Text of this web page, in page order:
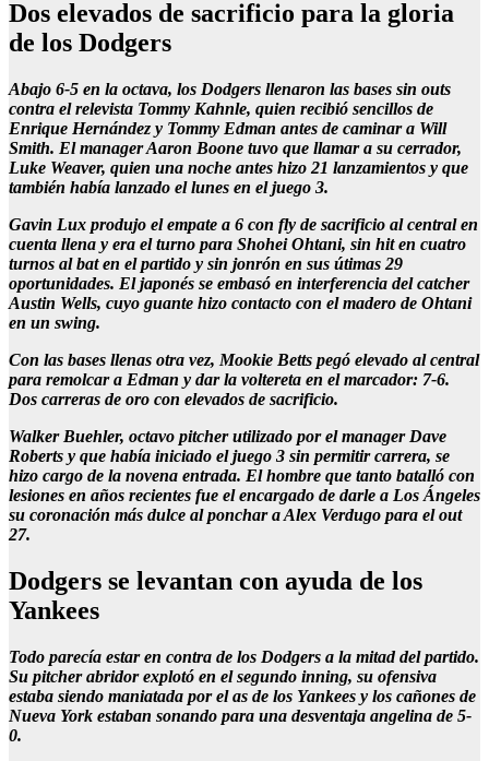
Dos elevados de sacrificio para la gloria
de los Dodgers
Abajo 6-5 en la octava, los Dodgers llenaron las bases sin outs
contra el relevista Tommy Kahnle, quien recibió sencillos de
Enrique Hernández y Tommy Edman antes de caminar a Will
Smith. El manager Aaron Boone tuvo que llamar a su cerrador,
Luke Weaver, quien una noche antes hizo 21 lanzamientos y que
también había lanzado el lunes en el juego 3.
Gavin Lux produjo el empate a 6 con fly de sacrificio al central en
cuenta llena y era el turno para Shohei Ohtani, sin hit en cuatro
turnos al bat en el partido y sin jonrón en sus útimas 29
oportunidades. El japonés se embasó en interferencia del catcher
Austin Wells, cuyo guante hizo contacto con el madero de Ohtani
en un swing.
Con las bases llenas otra vez, Mookie Betts pegó elevado al central
para remolcar a Edman y dar la voltereta en el marcador: 7-6.
Dos carreras de oro con elevados de sacrificio.
Walker Buehler, octavo pitcher utilizado por el manager Dave
Roberts y que había iniciado el juego 3 sin permitir carrera, se
hizo cargo de la novena entrada. El hombre que tanto batalló con
lesiones en años recientes fue el encargado de darle a Los Ángeles
su coronación más dulce al ponchar a Alex Verdugo para el out
27.
Dodgers se levantan con ayuda de los
Yankees
Todo parecía estar en contra de los Dodgers a la mitad del partido.
Su pitcher abridor explotó en el segundo inning, su ofensiva
estaba siendo maniatada por el as de los Yankees y los cañones de
Nueva York estaban sonando para una desventaja angelina de 5-
0.